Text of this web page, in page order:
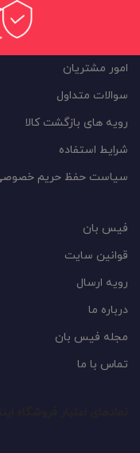
امور مشتریان
سوالات متداول
رویه های بازگشت کالا
شرایط استفاده
سیاست حفظ حریم
فیس بان
قوانین سایت
رویه ارسال
درباره ما
مجله فیس بان
تماس با ما